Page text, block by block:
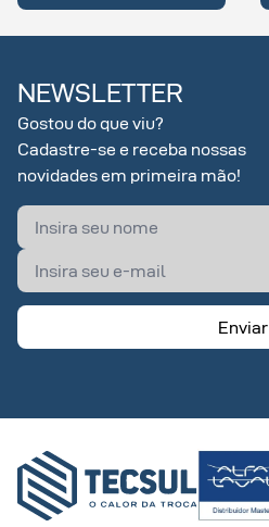
NEWSLETTER
Gostou do que viu?
Cadastre-se e receba nossas
novidades em primeira mão!
Enviar